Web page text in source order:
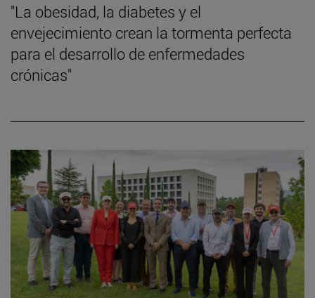
"La obesidad, la diabetes y el
envejecimiento crean la tormenta perfecta
para el desarrollo de enfermedades
crónicas"